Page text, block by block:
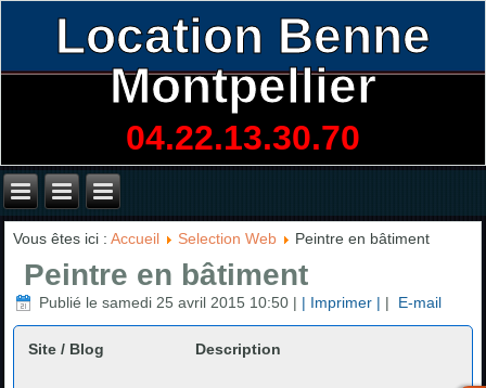
Location Benne
Montpellier
04.22.13.30.70
Vous êtes ici :Accueil Selection Web Peintre en bâtiment
Peintre en bâtiment
Publié le samedi 25 avril 2015 10:50 | | Imprimer | | E-mail
Site / Blog Description